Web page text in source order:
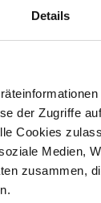
Details
der Zugriffe
Cookies
Medien,
zusammen,